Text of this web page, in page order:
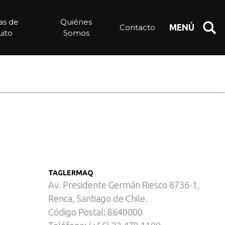
de
Quiénes
Somos
Contacto MENÚ
– Hortofrutícola
TAGLERMAQ
Av. Presidente Germán Riesco 8736-1,
Renca, Santiago de Chile.
Código Postal: 8640000